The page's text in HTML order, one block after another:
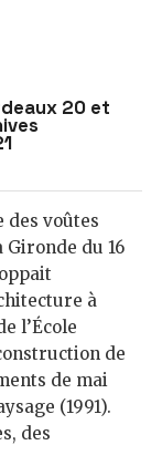
20 et
des voûtes
du 16
à
l’École
de
de mai
(1991).
des